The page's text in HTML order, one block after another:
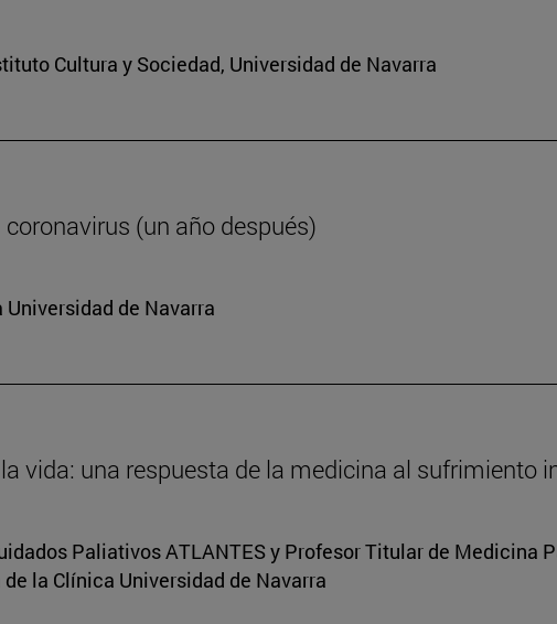
Cultura y Sociedad, Universidad de Navarra
(un año después)
de Navarra
vida: una respuesta de la medicina al sufrimiento
Paliativos ATLANTES y Profesor Titular de Medicina
la Clínica Universidad de Navarra